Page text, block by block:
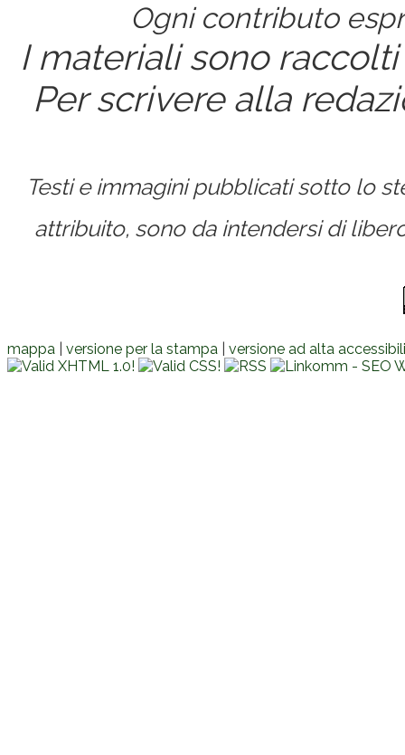
Ogni contributo
I materiali sono
Per scrivere alla
Testi e immagini pubblicati sotto lo
attribuito, sono da intendersi di
mappa versione per la stampa versione ad alta